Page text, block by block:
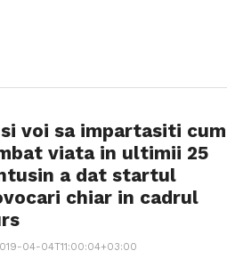
voi sa impartasiti cum
viata in ultimii 25
a dat startul
chiar in cadrul
04-04T11:00:04+03:00